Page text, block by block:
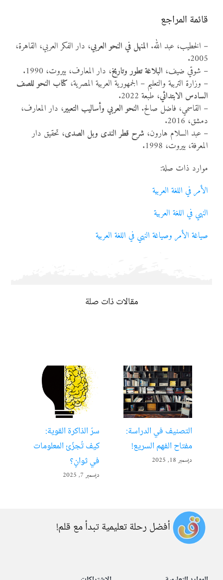
قائمة المراجع
– الخطيب، عبد الله. المنهل في النحو العربي، دار الفكر العربي، القاهرة،
2005.
– شوقي ضيف، البلاغة تطور وتاريخ، دار المعارف، بيروت، 1990.
– وزارة التربية والتعليم – الجمهورية العربية المصرية، كتاب النحو للصف
السادس الابتدائي، طبعة 2022.
– القاسمي، فاضل صالح. النحو العربي وأساليب التعبير، دار المعارف،
دمشق، 2016.
– عبد السلام هارون، شرح قطر الندى وبل الصدى، تحقيق دار
المعرفة، بيروت، 1998.
موارد ذات صلة:
الأمر في اللغة العربية
النهي في اللغة العربية
صياغة الأمر وصياغة النهي في اللغة العربية
مقالات ذات صلة
التصنيف في الدراسة:
مفتاح الفهم السريع!
ديسمبر 18, 2025
سرّ الذاكرة القوية:
كيف تُجزّئ المعلومات
في ثوانٍ؟
ديسمبر 7, 2025
أفضل رحلة تعليمية تبدأ مع قلم!